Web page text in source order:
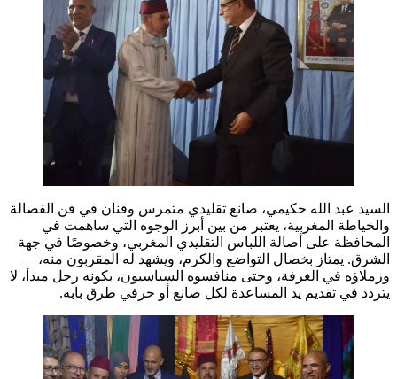
السيد عبد الله حكيمي، صانع تقليدي متمرس وفنان في فن الفصالة
والخياطة المغربية، يعتبر من بين أبرز الوجوه التي ساهمت في
المحافظة على أصالة اللباس التقليدي المغربي، وخصوصًا في جهة
الشرق. يمتاز بخصال التواضع والكرم، ويشهد له المقربون منه،
وزملاؤه في الغرفة، وحتى منافسوه السياسيون، بكونه رجل مبدأ، لا
يتردد في تقديم يد المساعدة لكل صانع أو حرفي طرق بابه.